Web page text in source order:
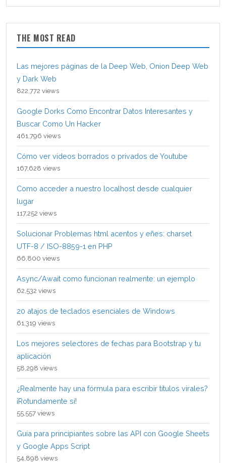
THE MOST READ
Las mejores páginas de la Deep Web, Onion Deep Web
y Dark Web
822,772 views
Google Dorks Como Encontrar Datos Interesantes y
Buscar Como Un Hacker
461,796 views
Cómo ver videos borrados o privados de Youtube
167,628 views
Como acceder a nuestro localhost desde cualquier
lugar
117,252 views
Solucionar Problemas html acentos y eñes: charset
UTF-8 / ISO-8859-1 en PHP
66,800 views
Async/Await como funcionan realmente: un ejemplo
62,532 views
20 atajos de teclados esenciales de Windows
61,319 views
Los mejores selectores de fechas para Bootstrap y tu
aplicación
58,298 views
¿Realmente hay una fórmula para escribir títulos virales?
¡Rotundamente sí!
55,557 views
Guía para principiantes sobre las API con Google Sheets
y Google Apps Script
54,898 views